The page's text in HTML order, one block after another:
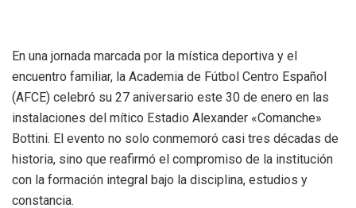
En una jornada marcada por la mística deportiva y el
encuentro familiar, la Academia de Fútbol Centro Español
(AFCE) celebró su 27 aniversario este 30 de enero en las
instalaciones del mítico Estadio Alexander «Comanche»
Bottini. El evento no solo conmemoró casi tres décadas de
historia, sino que reafirmó el compromiso de la institución
con la formación integral bajo la disciplina, estudios y
constancia.